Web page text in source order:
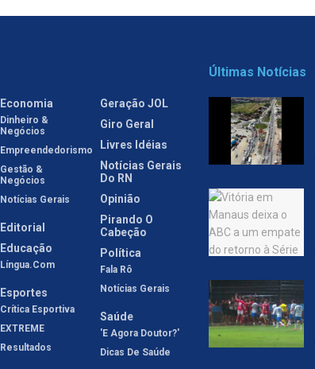
Economia
Dinheiro &
Negócios
Empreendedorismo
Gestão &
Negócios
Notícias Gerais
Editorial
Educação
Língua.com
Esportes
Crítica Esportiva
EXTREME
Resultados
Geração JOL
Giro Geral
Livres Idéias
Notícias Gerais
Do RN
Opinião
Pirando O
Cabeção
Política
Fala Rô
Notícias Gerais
Saúde
'E Agora Doutor?'
Dicas De Saúde
Últimas Notícias